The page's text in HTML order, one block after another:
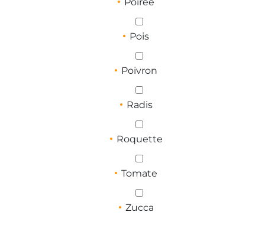
Pois
Poivron
Radis
Roquette
Tomate
Zucca